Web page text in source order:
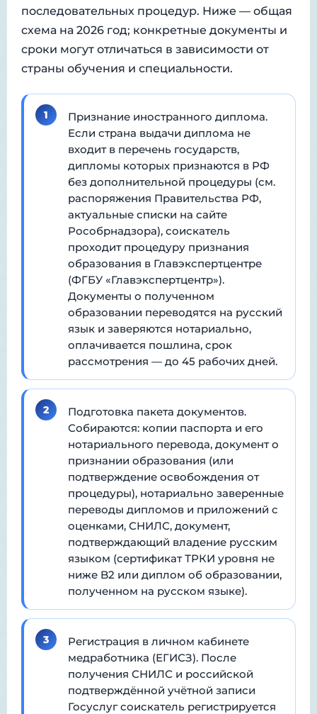
последовательных процедур. Ниже — общая
схема на 2026 год; конкретные документы и
сроки могут отличаться в зависимости от
страны обучения и специальности.
1
Признание иностранного диплома.
Если страна выдачи диплома не
входит в перечень государств,
дипломы которых признаются в РФ
без дополнительной процедуры (см.
распоряжения Правительства РФ,
актуальные списки на сайте
Рособрнадзора), соискатель
проходит процедуру признания
образования в Главэкспертцентре
(ФГБУ «Главэкспертцентр»).
Документы о полученном
образовании переводятся на русский
язык и заверяются нотариально,
оплачивается пошлина, срок
рассмотрения — до 45 рабочих дней.
2
Подготовка пакета документов.
Собираются: копии паспорта и его
нотариального перевода, документ о
признании образования (или
подтверждение освобождения от
процедуры), нотариально заверенные
переводы дипломов и приложений с
оценками, СНИЛС, документ,
подтверждающий владение русским
языком (сертификат ТРКИ уровня не
ниже B2 или диплом об образовании,
полученном на русском языке).
3
Регистрация в личном кабинете
медработника (ЕГИСЗ). После
получения СНИЛС и российской
подтверждённой учётной записи
Госуслуг соискатель регистрируется